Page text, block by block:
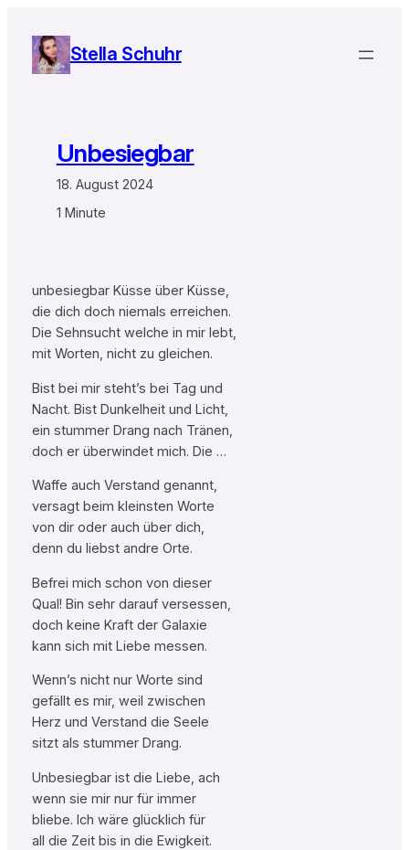
Inhalt
springen
Stella Schuhr
Unbesiegbar
18. August 2024
1 Minute
unbesiegbar Küsse über Küsse,
die dich doch niemals erreichen.
Die Sehnsucht welche in mir lebt,
mit Worten, nicht zu gleichen.
Bist bei mir steht’s bei Tag und
Nacht. Bist Dunkelheit und Licht,
ein stummer Drang nach Tränen,
doch er überwindet mich. Die …
Waffe auch Verstand genannt,
versagt beim kleinsten Worte
von dir oder auch über dich,
denn du liebst andre Orte.
Befrei mich schon von dieser
Qual! Bin sehr darauf versessen,
doch keine Kraft der Galaxie
kann sich mit Liebe messen.
Wenn’s nicht nur Worte sind
gefällt es mir, weil zwischen
Herz und Verstand die Seele
sitzt als stummer Drang.
Unbesiegbar ist die Liebe, ach
wenn sie mir nur für immer
bliebe. Ich wäre glücklich für
all die Zeit bis in die Ewigkeit.